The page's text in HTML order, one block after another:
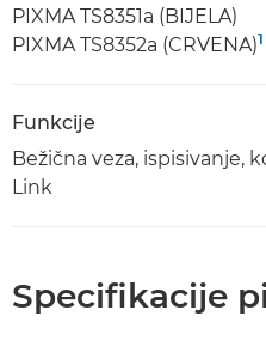
PIXMA TS8351a (BIJELA)
PIXMA TS8352a (CRVENA)1
Funkcije
Bežična veza, ispisivanje,
Link
Specifikacije